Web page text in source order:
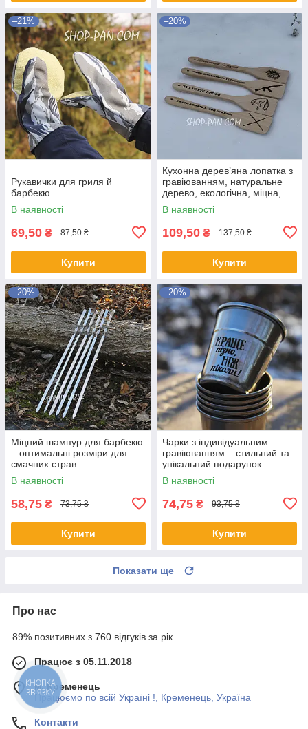
–21%
Рукавички для гриля й
барбекю
В наявності
69,50 ₴ 87,50 ₴
Купити
–20%
Кухонна дерев’яна лопатка з
гравіюванням, натуральне
дерево, екологічна, міцна,
зручна для приготування,
кухонне приладдя
В наявності
109,50 ₴ 137,50 ₴
Купити
–20%
Міцний шампур для барбекю
– оптимальні розміри для
смачних страв
В наявності
58,75 ₴ 73,75 ₴
Купити
–20%
Чарки з індивідуальним
гравіюванням – стильний та
унікальний подарунок
В наявності
74,75 ₴ 93,75 ₴
Купити
Показати ще
Про нас
89% позитивних з 760 відгуків за рік
Працює з 05.11.2018
м. Кременець
Працюємо по всій Україні !, Кременець, Україна
Контакти
КНОПКА
ЗВ'ЯЗКУ